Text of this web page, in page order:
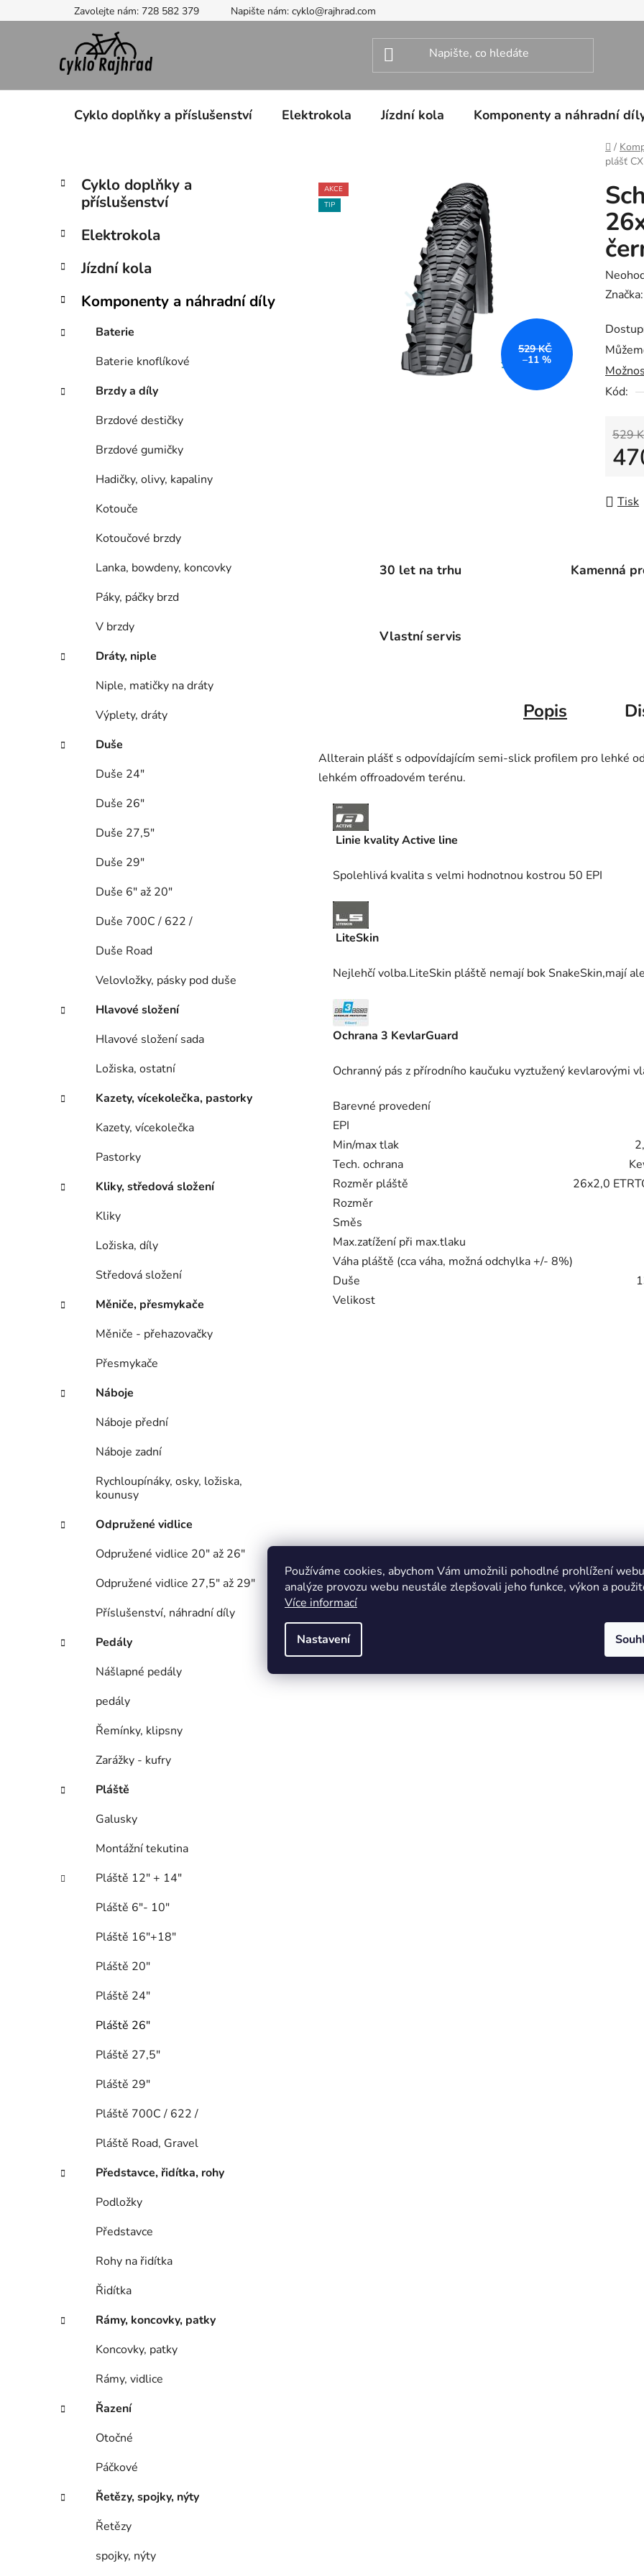
Používáme cookies, abychom Vám umožnili pohodlné prohlížení
analýze provozu webu neustále zlepšovali jeho funkce, výkon a
Více informací
Nastavení
na
Zavolejte nám: 728 582 379 Napište nám: cyklo@rajhrad.com
Cyklo doplňky a příslušenství Elektrokola Jízdní kola Komponenty a náhradní
Domů
/
plášť
P
t
a
n
í
n
e
Přeskočit
kategorie
K
a
g
r
e
Cyklo doplňky a
příslušenství
Elektrokola
Jízdní kola
Komponenty a náhradní díly
Baterie
Baterie knoflíkové
Brzdy a díly
Brzdové destičky
Brzdové gumičky
Hadičky, olivy, kapaliny
Kotouče
Kotoučové brzdy
Lanka, bowdeny, koncovky
Páky, páčky brzd
V brzdy
Dráty, niple
Niple, matičky na dráty
Výplety, dráty
Duše
Duše 24"
Duše 26"
Duše 27,5"
Duše 29"
Duše 6" až 20"
Duše 700C / 622 /
Duše Road
Velovložky, pásky pod duše
Hlavové složení
Hlavové složení sada
Ložiska, ostatní
Kazety, vícekolečka, pastorky
Kazety, vícekolečka
Pastorky
Kliky, středová složení
Kliky
Ložiska, díly
Středová složení
Měniče, přesmykače
Měniče - přehazovačky
Přesmykače
Náboje
Náboje přední
Náboje zadní
Rychloupínáky, osky, ložiska,
kounusy
Odpružené vidlice
Odpružené vidlice 20" až 26"
Odpružené vidlice 27,5" až 29"
Příslušenství, náhradní díly
Pedály
Nášlapné pedály
pedály
Řemínky, klipsny
Zarážky - kufry
Pláště
Galusky
Montážní tekutina
Pláště 12" + 14"
Pláště 6"- 10"
Pláště 16"+18"
Pláště 20"
Pláště 24"
Pláště 26"
Pláště 27,5"
Pláště 29"
Pláště 700C / 622 /
Pláště Road, Gravel
Představce, řidítka, rohy
Podložky
Představce
Rohy na řidítka
Řidítka
Rámy, koncovky, patky
Koncovky, patky
Rámy, vidlice
Řazení
Otočné
Páčkové
Řetězy, spojky, nýty
Řetězy
spojky, nýty
je
0,0
z
5
Značka:
Kód:
529
Tisk
AKCE
TIP
529 KČ
–11 %
30 let na trhu Kamenná
Vlastní servis
Popis
Allterain plášť s odpovídajícím semi-slick profilem pro lehké
lehkém offroadovém terénu.
Linie kvality Active line
Spolehlivá kvalita s velmi hodnotnou kostrou 50 EPI
LiteSkin
Nejlehčí volba.LiteSkin pláště nemají bok SnakeSkin,mají
Ochrana 3 KevlarGuard
Ochranný pás z přírodního kaučuku vyztužený kevlarovými
Barevné provedení
EPI
Min/max tlak
Tech. ochrana
Rozměr pláště
26x2,0
Rozměr
Směs
Max.zatížení při max.tlaku
Váha pláště (cca váha, možná odchylka +/- 8%)
Duše
Velikost